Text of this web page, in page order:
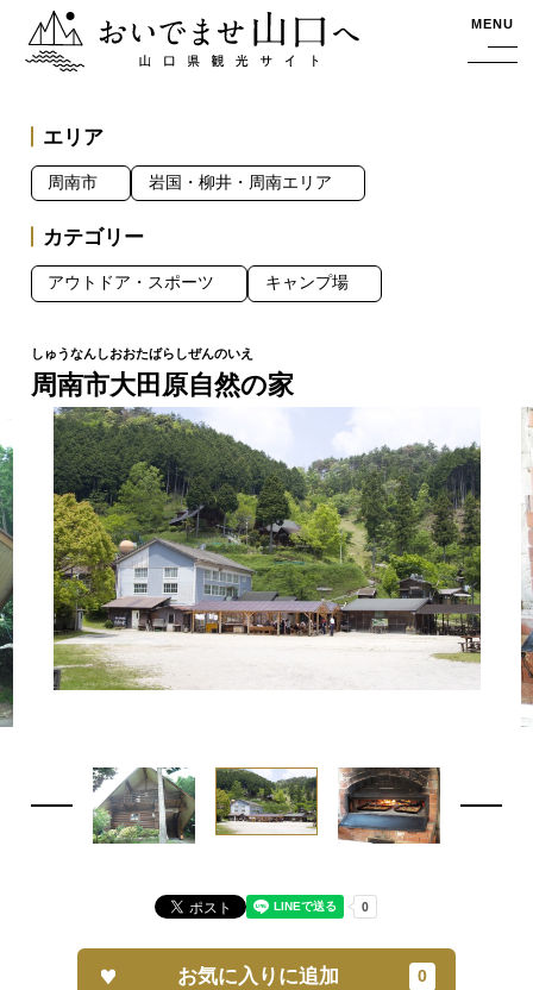
おいでませ山口へー山口県観光サイト MENU
周南市大田原自然の家
お気に入りに追加
エリア
周南市 岩国・柳井・周南エリア
カテゴリー
アウトドア・スポーツ キャンプ場